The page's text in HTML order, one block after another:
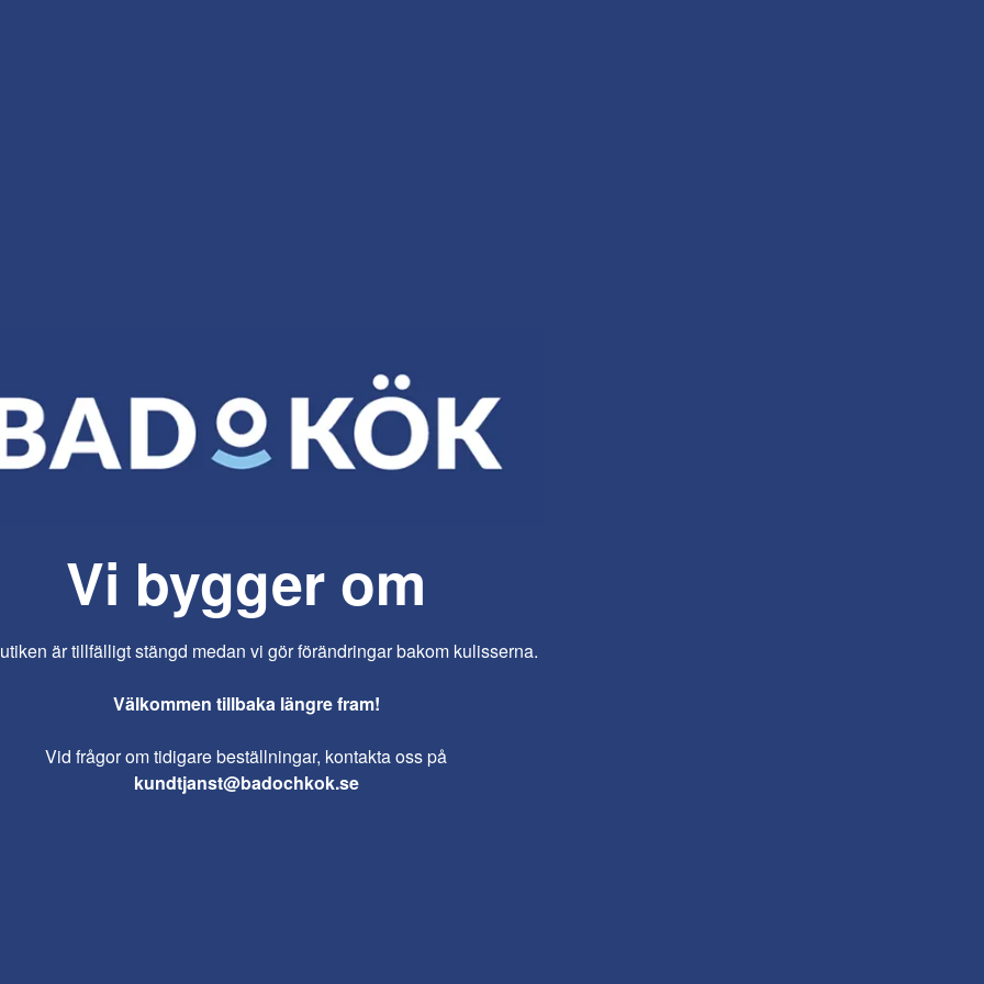
Vi bygger om
är tillfälligt stängd medan vi gör förändringar bakom kulisserna.
Välkommen tillbaka längre fram!
Vid frågor om tidigare beställningar, kontakta oss på
kundtjanst@badochkok.se